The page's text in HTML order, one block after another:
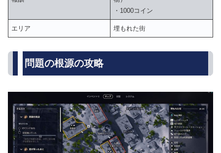
・1000コイン
エリア 埋もれた街
問題の根源の攻略